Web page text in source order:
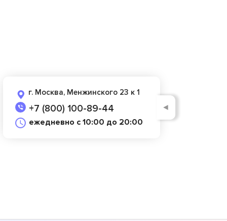
г. Москва, Менжинского 23 к 1
+7 (800) 100-89-44
ежедневно с 10:00 до 20:00
◄